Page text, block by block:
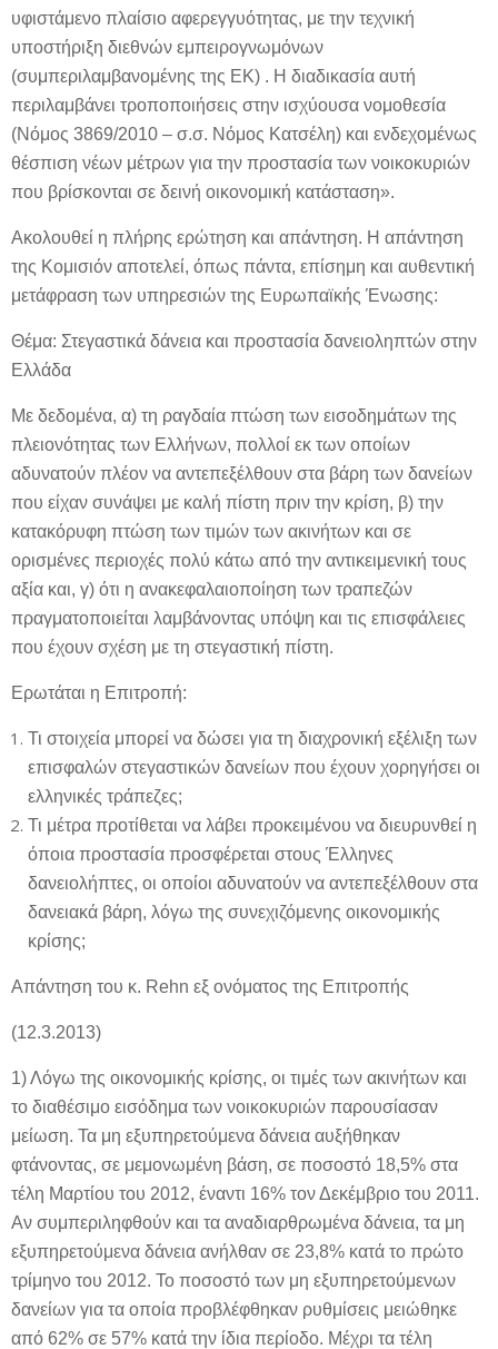
υφιστάμενο πλαίσιο αφερεγγυότητας, με την τεχνική
υποστήριξη διεθνών εμπειρογνωμόνων
(συμπεριλαμβανομένης της ΕΚ) . Η διαδικασία αυτή
περιλαμβάνει τροποποιήσεις στην ισχύουσα νομοθεσία
(Νόμος 3869/2010 – σ.σ. Νόμος Κατσέλη) και ενδεχομένως
θέσπιση νέων μέτρων για την προστασία των νοικοκυριών
που βρίσκονται σε δεινή οικονομική κατάσταση».
Ακολουθεί η πλήρης ερώτηση και απάντηση. Η απάντηση
της Κομισιόν αποτελεί, όπως πάντα, επίσημη και αυθεντική
μετάφραση των υπηρεσιών της Ευρωπαϊκής Ένωσης:
Θέμα: Στεγαστικά δάνεια και προστασία δανειοληπτών στην
Ελλάδα
Με δεδομένα, α) τη ραγδαία πτώση των εισοδημάτων της
πλειονότητας των Ελλήνων, πολλοί εκ των οποίων
αδυνατούν πλέον να αντεπεξέλθουν στα βάρη των δανείων
που είχαν συνάψει με καλή πίστη πριν την κρίση, β) την
κατακόρυφη πτώση των τιμών των ακινήτων και σε
ορισμένες περιοχές πολύ κάτω από την αντικειμενική τους
αξία και, γ) ότι η ανακεφαλαιοποίηση των τραπεζών
πραγματοποιείται λαμβάνοντας υπόψη και τις επισφάλειες
που έχουν σχέση με τη στεγαστική πίστη.
Ερωτάται η Επιτροπή:
Τι στοιχεία μπορεί να δώσει για τη διαχρονική εξέλιξη των
επισφαλών στεγαστικών δανείων που έχουν χορηγήσει οι
ελληνικές τράπεζες;
Τι μέτρα προτίθεται να λάβει προκειμένου να διευρυνθεί η
όποια προστασία προσφέρεται στους Έλληνες
δανειολήπτες, οι οποίοι αδυνατούν να αντεπεξέλθουν στα
δανειακά βάρη, λόγω της συνεχιζόμενης οικονομικής
κρίσης;
Απάντηση του κ. Rehn εξ ονόματος της Επιτροπής
(12.3.2013)
1) Λόγω της οικονομικής κρίσης, οι τιμές των ακινήτων και
το διαθέσιμο εισόδημα των νοικοκυριών παρουσίασαν
μείωση. Τα μη εξυπηρετούμενα δάνεια αυξήθηκαν
φτάνοντας, σε μεμονωμένη βάση, σε ποσοστό 18,5% στα
τέλη Μαρτίου του 2012, έναντι 16% τον Δεκέμβριο του 2011.
Αν συμπεριληφθούν και τα αναδιαρθρωμένα δάνεια, τα μη
εξυπηρετούμενα δάνεια ανήλθαν σε 23,8% κατά το πρώτο
τρίμηνο του 2012. Το ποσοστό των μη εξυπηρετούμενων
δανείων για τα οποία προβλέφθηκαν ρυθμίσεις μειώθηκε
από 62% σε 57% κατά την ίδια περίοδο. Μέχρι τα τέλη